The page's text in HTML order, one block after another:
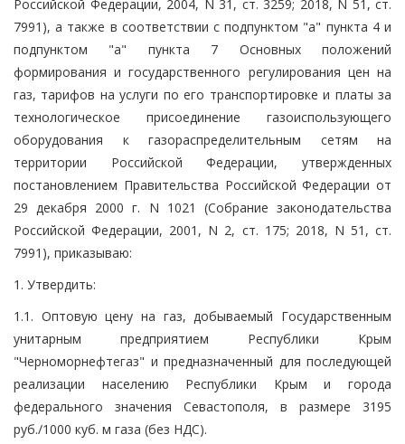
Российской Федерации, 2004, N 31, ст. 3259; 2018, N 51, ст.
7991), а также в соответствии с подпунктом "а" пункта 4 и
подпунктом "а" пункта 7 Основных положений
формирования и государственного регулирования цен на
газ, тарифов на услуги по его транспортировке и платы за
технологическое присоединение газоиспользующего
оборудования к газораспределительным сетям на
территории Российской Федерации, утвержденных
постановлением Правительства Российской Федерации от
29 декабря 2000 г. N 1021 (Собрание законодательства
Российской Федерации, 2001, N 2, ст. 175; 2018, N 51, ст.
7991), приказываю:
1. Утвердить:
1.1. Оптовую цену на газ, добываемый Государственным
унитарным предприятием Республики Крым
"Черноморнефтегаз" и предназначенный для последующей
реализации населению Республики Крым и города
федерального значения Севастополя, в размере 3195
руб./1000 куб. м газа (без НДС).